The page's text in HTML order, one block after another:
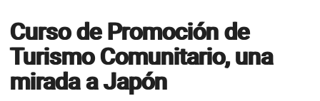
Curso de Promoción de
Turismo Comunitario, una
mirada a Japón